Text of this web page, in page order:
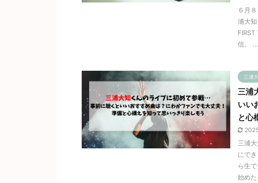
６月
浦大
信。 ...
三浦
三浦
いい
と心
三浦
にで
ら生
始め